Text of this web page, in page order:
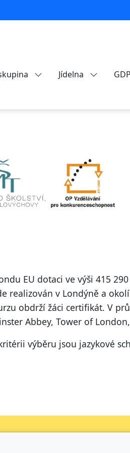
Jídelna
EU dotaci ve výši 415
realizován v Londýně a
obdrží žáci certifikát. V
Abbey, Tower of
výběru jsou jazykové